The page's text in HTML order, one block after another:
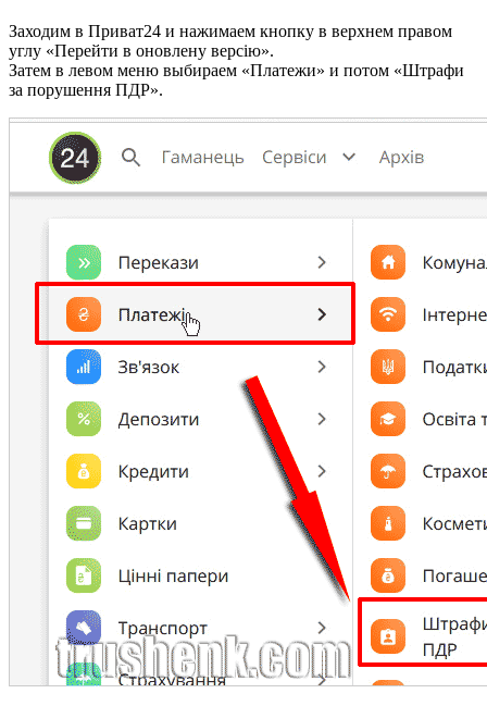
Заходим в Приват24 и нажимаем кнопку в верхнем правом
углу «Перейти в оновлену версію».
Затем в левом меню выбираем «Платежи» и потом «Штрафи
за порушення ПДР».